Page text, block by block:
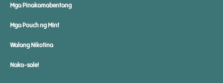
Mga Pinakamabentang
Mga Pouch ng Mint
Walang Nikotina
Naka-sale!